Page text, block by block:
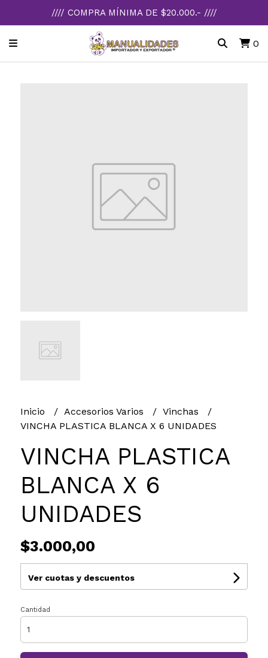
//// COMPRA MÍNIMA DE $20.000.- ////
0
Inicio Accesorios Varios
Vinchas
VINCHA PLASTICA BLANCA X 6 UNIDADES
VINCHA PLASTICA
BLANCA X 6
UNIDADES
$3.000,00
Ver cuotas y descuentos
Cantidad